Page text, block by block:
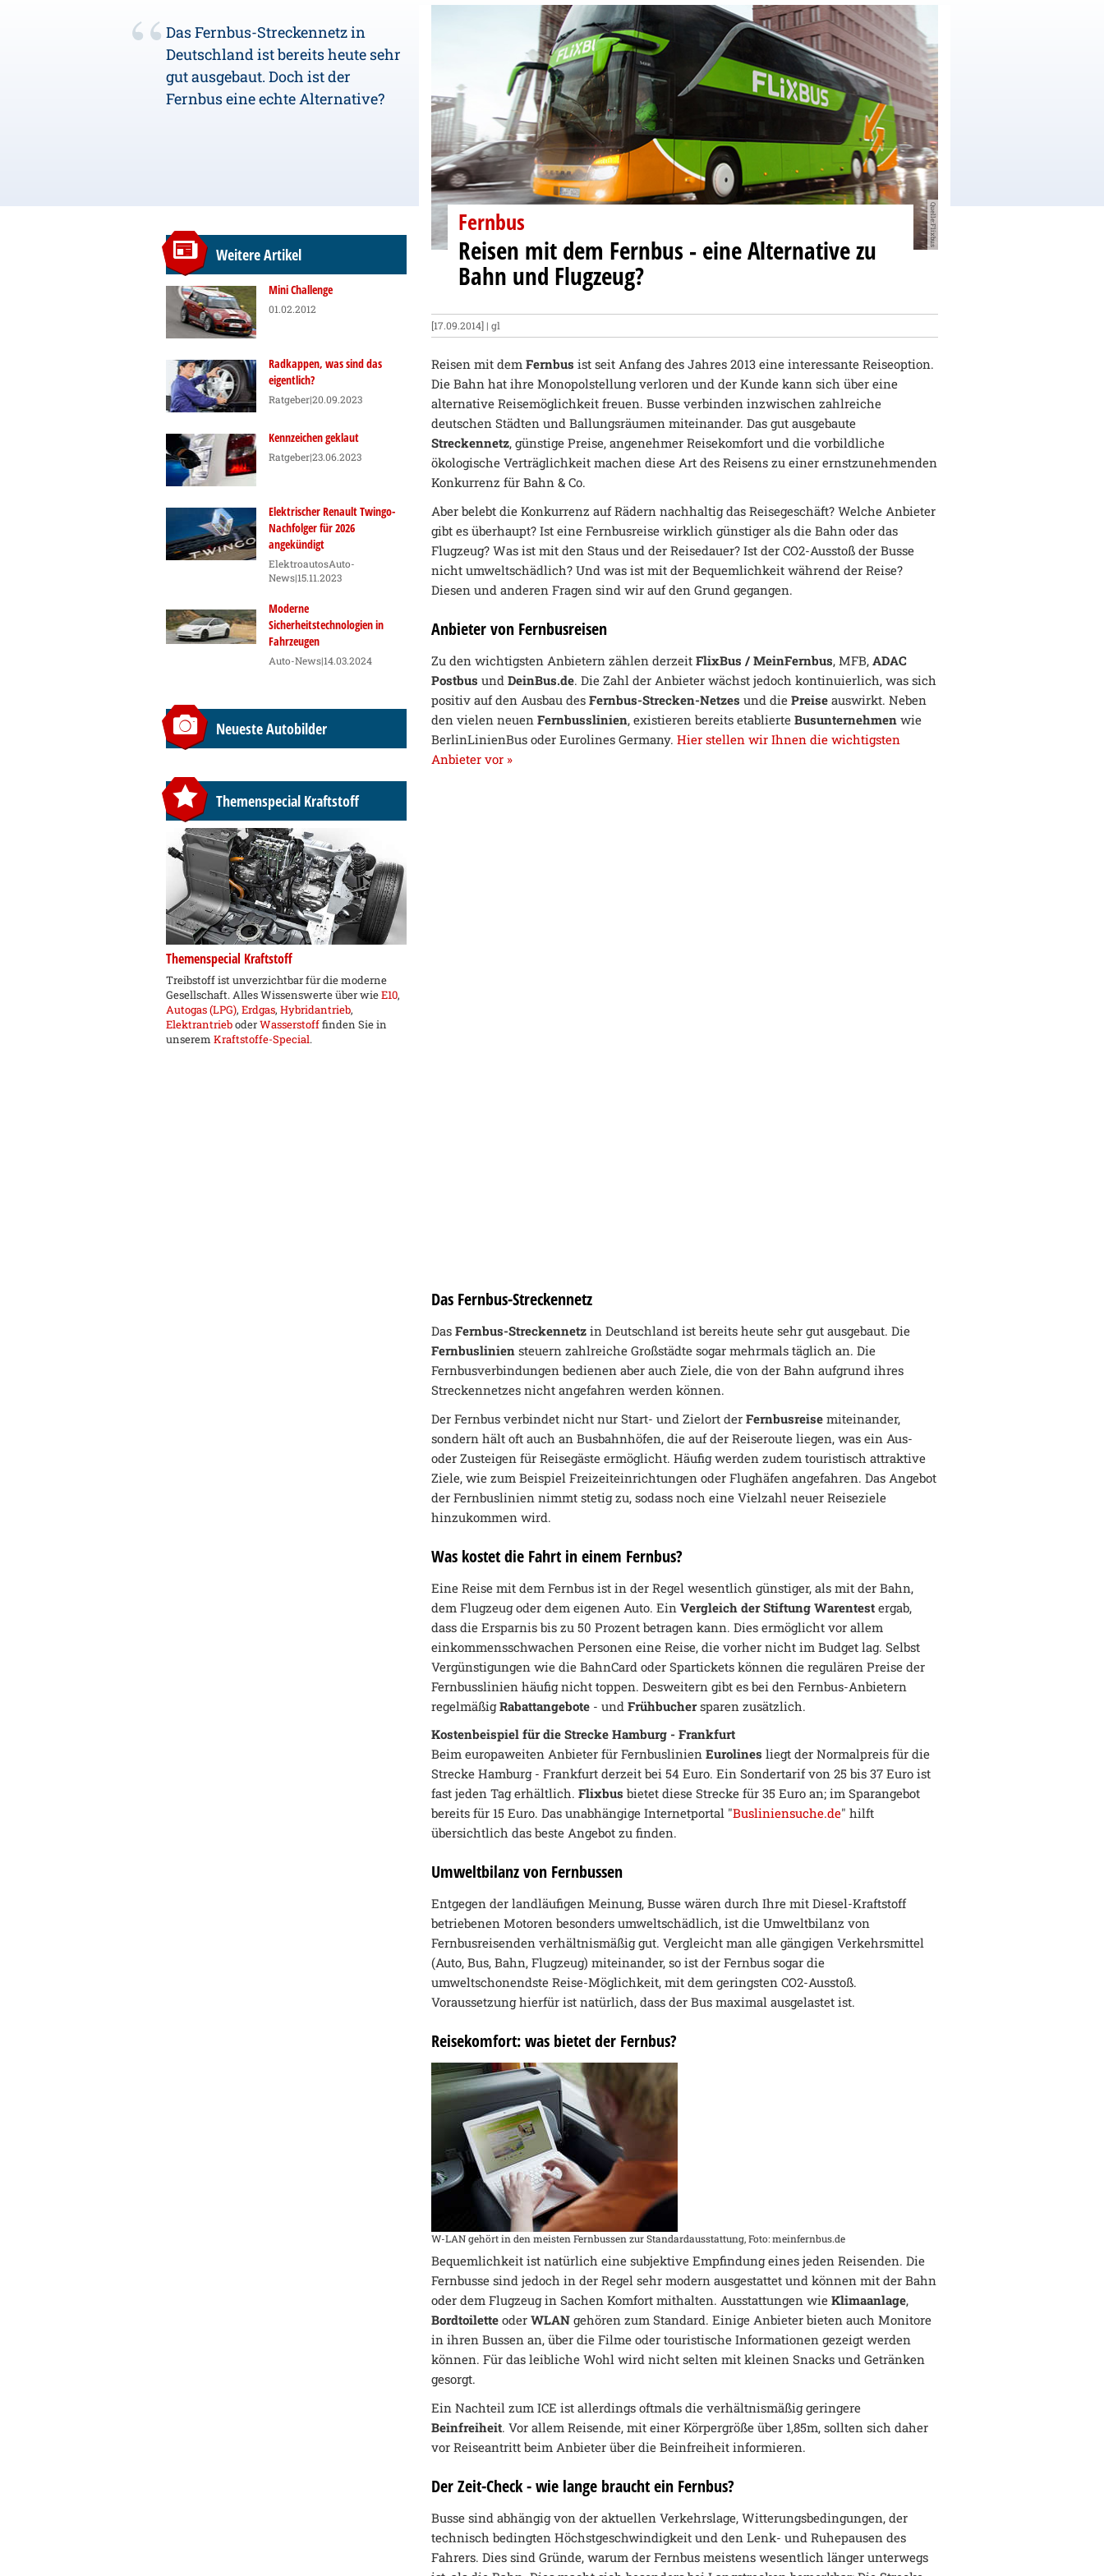
Quelle:Flixbus
Fernbus
Reisen mit dem Fernbus - eine Alternative zu
Bahn und Flugzeug?
[17.09.2014] | gl
Reisen mit demFernbus ist seit Anfang des Jahres 2013 eine interessante Reiseoption.
Die Bahn hat ihre Monopolstellung verloren und der Kunde kann sich über eine
alternative Reisemöglichkeit freuen. Busse verbinden inzwischen zahlreiche
deutschen Städten und Ballungsräumen miteinander. Das gut ausgebaute
Streckennetz, günstige Preise, angenehmer Reisekomfort und die vorbildliche
ökologische Verträglichkeit machen diese Art des Reisens zu einer ernstzunehmenden
Konkurrenz für Bahn & Co.
Aber belebt die Konkurrenz auf Rädern nachhaltig das Reisegeschäft? Welche Anbieter
gibt es überhaupt? Ist eine Fernbusreise wirklich günstiger als die Bahn oder das
Flugzeug? Was ist mit den Staus und der Reisedauer? Ist der CO2-Ausstoß der Busse
nicht umweltschädlich? Und was ist mit der Bequemlichkeit während der Reise?
Diesen und anderen Fragen sind wir auf den Grund gegangen.
Anbieter von Fernbusreisen
Zu den wichtigsten Anbietern zählen derzeitFlixBus / MeinFernbus, MFB,ADAC
Postbus undDeinBus.de. Die Zahl der Anbieter wächst jedoch kontinuierlich, was sich
positiv auf den Ausbau desFernbus-Strecken-Netzes und diePreise auswirkt. Neben
den vielen neuenFernbusslinien, existieren bereits etablierteBusunternehmen wie
BerlinLinienBus oder Eurolines Germany.Hier stellen wir Ihnen die wichtigsten
Anbieter vor »
Das Fernbus-Streckennetz
DasFernbus-Streckennetz in Deutschland ist bereits heute sehr gut ausgebaut. Die
Fernbuslinien steuern zahlreiche Großstädte sogar mehrmals täglich an. Die
Fernbusverbindungen bedienen aber auch Ziele, die von der Bahn aufgrund ihres
Streckennetzes nicht angefahren werden können.
Der Fernbus verbindet nicht nur Start- und Zielort derFernbusreise miteinander,
sondern hält oft auch an Busbahnhöfen, die auf der Reiseroute liegen, was ein Aus-
oder Zusteigen für Reisegäste ermöglicht. Häufig werden zudem touristisch attraktive
Ziele, wie zum Beispiel Freizeiteinrichtungen oder Flughäfen angefahren. Das Angebot
der Fernbuslinien nimmt stetig zu, sodass noch eine Vielzahl neuer Reiseziele
hinzukommen wird.
Was kostet die Fahrt in einem Fernbus?
Eine Reise mit dem Fernbus ist in der Regel wesentlich günstiger, als mit der Bahn,
dem Flugzeug oder dem eigenen Auto. EinVergleich der Stiftung Warentest ergab,
dass die Ersparnis bis zu 50 Prozent betragen kann. Dies ermöglicht vor allem
einkommensschwachen Personen eine Reise, die vorher nicht im Budget lag. Selbst
Vergünstigungen wie die BahnCard oder Spartickets können die regulären Preise der
Fernbusslinien häufig nicht toppen. Desweitern gibt es bei den Fernbus-Anbietern
regelmäßigRabattangebote - undFrühbuchersparen zusätzlich.
Kostenbeispiel für die Strecke Hamburg - Frankfurt
Beim europaweiten Anbieter für FernbuslinienEurolines liegt der Normalpreis für die
Strecke Hamburg - Frankfurt derzeit bei 54 Euro. Ein Sondertarif von 25 bis 37 Euro ist
fast jeden Tag erhältlich.Flixbus bietet diese Strecke für 35 Euro an; im Sparangebot
bereits für 15 Euro. Das unabhängige Internetportal "Busliniensuche.de" hilft
übersichtlich das beste Angebot zu finden.
Umweltbilanz von Fernbussen
Entgegen der landläufigen Meinung, Busse wären durch Ihre mit Diesel-Kraftstoff
betriebenen Motoren besonders umweltschädlich, ist die Umweltbilanz von
Fernbusreisenden verhältnismäßig gut. Vergleicht man alle gängigen Verkehrsmittel
(Auto, Bus, Bahn, Flugzeug) miteinander, so ist der Fernbus sogar die
umweltschonendste Reise-Möglichkeit, mit dem geringsten CO2-Ausstoß.
Voraussetzung hierfür ist natürlich, dass der Bus maximal ausgelastet ist.
Reisekomfort: was bietet der Fernbus?
W-LAN gehört in den meisten Fernbussen zur Standardausstattung, Foto: meinfernbus.de
Bequemlichkeit ist natürlich eine subjektive Empfindung eines jeden Reisenden. Die
Fernbusse sind jedoch in der Regel sehr modern ausgestattet und können mit der Bahn
oder dem Flugzeug in Sachen Komfort mithalten. Ausstattungen wieKlimaanlage,
Bordtoilette oderWLAN gehören zum Standard. Einige Anbieter bieten auch Monitore
in ihren Bussen an, über die Filme oder touristische Informationen gezeigt werden
können. Für das leibliche Wohl wird nicht selten mit kleinen Snacks und Getränken
gesorgt.
Ein Nachteil zum ICE ist allerdings oftmals die verhältnismäßig geringere
Beinfreiheit. Vor allem Reisende, mit einer Körpergröße über 1,85m, sollten sich daher
vor Reiseantritt beim Anbieter über die Beinfreiheit informieren.
Der Zeit-Check - wie lange braucht ein Fernbus?
Busse sind abhängig von der aktuellen Verkehrslage, Witterungsbedingungen, der
technisch bedingten Höchstgeschwindigkeit und den Lenk- und Ruhepausen des
Fahrers. Dies sind Gründe, warum der Fernbus meistens wesentlich länger unterwegs
Das Fernbus-Streckennetz in
Deutschland ist bereits heute sehr
gut ausgebaut. Doch ist der
Fernbus eine echte Alternative?
Weitere Artikel
Mini Challenge
01.02.2012
Radkappen, was sind das
eigentlich?
Ratgeber|20.09.2023
Kennzeichen geklaut
Ratgeber|23.06.2023
Elektrischer Renault Twingo-
Nachfolger für 2026
angekündigt
ElektroautosAuto-
News|15.11.2023
Moderne
Sicherheitstechnologien in
Fahrzeugen
Auto-News|14.03.2024
Neueste Autobilder
Themenspecial Kraftstoff
Themenspecial Kraftstoff
Treibstoff ist unverzichtbar für die moderne
Gesellschaft. Alles Wissenswerte über wieE10,
Autogas (LPG), Erdgas, Hybridantrieb,
ElektrantrieboderWasserstofffinden Sie in
unserem Kraftstoffe-Special.